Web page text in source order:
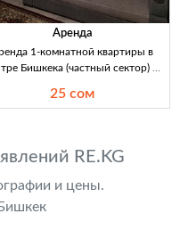
Аренда
1-комнатной квартиры в
Бишкека (частный сектор) —
для двоих; Wi‑Fi, центр. отопл.,
25 сом
RE.KG
и цены.